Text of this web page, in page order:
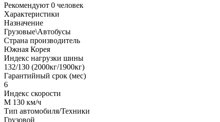
Рекомендуют 0 человек
Характеристики
Назначение
Грузовые\Автобусы
Страна производитель
Южная Корея
Индекс нагрузки шины
132/130 (2000кг/1900кг)
Гарантийный срок (мес)
6
Индекс скорости
M 130 км/ч
Тип автомобиля/Техники
Грузовой